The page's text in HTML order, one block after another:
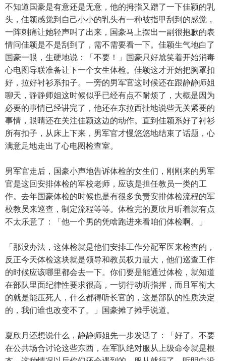
不知道国豪是有意还是无意，他的拇指又蹭了一下佳颖的乳
头，佳颖感觉到自己小小的乳头有一种被指甲刮到的感觉，
一阵刺痛让她轻声叫了出来，国豪马上摆出一副很抱歉的表
情问佳颖是不是刮到了，需不需要看一下。佳颖生气地白了
国豪一眼，生硬地说：「不要！」国豪只好尬笑着开始消毒
心电图导联准备让下一个女生体检。佳颖这才开始把胸罩扣
好，拉好衬衫系扣子。一旁的男军官这时候还在跟静静师姐
聊天，静静师姐这时候似乎已经有点不耐烦了，大概是因为
必要的事情已经讲完了，他还在东拉西扯地说些无关紧要的
事情，眼睛还在关注佳颖这边的动作。直到佳颖系好了衬衫
所有扣子，从床上下来，男军官才慢悠悠地结束了话题，心
满意足地走出了心电图检查室。
男军官走后，国豪小声地告诉体检的女生们，刚刚来的男军
官是这回安排体检的军校老师，应该是担任教员一类的工
作。去年国豪体检的时候也是有很多负责安排体检流程的军
校教员来巡查，制定流程等等。体检完的夏欣月听着就有点
不太乐意了：「他一个男的凭啥跑进来看咱们体检啊。」
「那没办法，这体检就是他们安排工作分配军医来检查的，
反正今天体检这块就是领导和教员权力最大，他们巡查工作
的时候应该哪里都会去一下。你们要是能通过体检，就知道
在部队里面纪律性要求很高，一切行动听指挥，而且军衔大
的就是能压死人，什么都得听长官的，这是部队的性质决定
的，我们谁也改变不了。」国豪摊了摊手说道。
夏欣月还想说什么，静静师姐先一步发话了：「好了。不要
在公共场合讨论这些东西，在军队绝对服从上级命令就是根